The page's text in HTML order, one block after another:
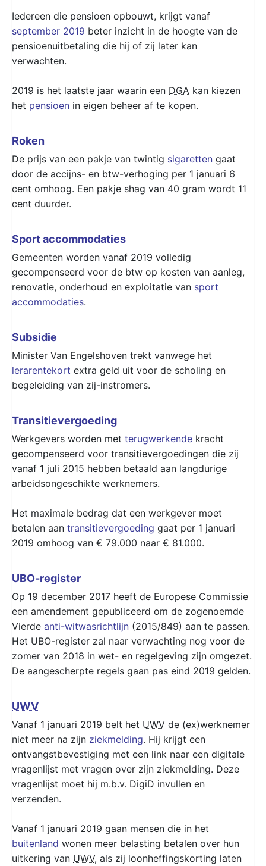
Iedereen die pensioen opbouwt, krijgt vanaf
september 2019 beter inzicht in de hoogte van de
pensioenuitbetaling die hij of zij later kan
verwachten.
2019 is het laatste jaar waarin een DGA kan kiezen
het pensioen in eigen beheer af te kopen.
Roken
De prijs van een pakje van twintig sigaretten gaat
door de accijns- en btw-verhoging per 1 januari 6
cent omhoog. Een pakje shag van 40 gram wordt 11
cent duurder.
Sport accommodaties
Gemeenten worden vanaf 2019 volledig
gecompenseerd voor de btw op kosten van aanleg,
renovatie, onderhoud en exploitatie van sport
accommodaties.
Subsidie
Minister Van Engelshoven trekt vanwege het
lerarentekort extra geld uit voor de scholing en
begeleiding van zij-instromers.
Transitievergoeding
Werkgevers worden met terugwerkende kracht
gecompenseerd voor transitievergoedingen die zij
vanaf 1 juli 2015 hebben betaald aan langdurige
arbeidsongeschikte werknemers.
Het maximale bedrag dat een werkgever moet
betalen aan transitievergoeding gaat per 1 januari
2019 omhoog van € 79.000 naar € 81.000.
UBO-register
Op 19 december 2017 heeft de Europese Commissie
een amendement gepubliceerd om de zogenoemde
Vierde anti-witwasrichtlijn (2015/849) aan te passen.
Het UBO-register zal naar verwachting nog voor de
zomer van 2018 in wet- en regelgeving zijn omgezet.
De aangescherpte regels gaan pas eind 2019 gelden.
UWV
Vanaf 1 januari 2019 belt het UWV de (ex)werknemer
niet meer na zijn ziekmelding. Hij krijgt een
ontvangstbevestiging met een link naar een digitale
vragenlijst met vragen over zijn ziekmelding. Deze
vragenlijst moet hij m.b.v. DigiD invullen en
verzenden.
Vanaf 1 januari 2019 gaan mensen die in het
buitenland wonen meer belasting betalen over hun
uitkering van UWV, als zij loonheffingskorting laten